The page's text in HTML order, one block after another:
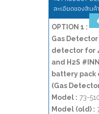
ละเอียดของสิน
OPTION 1 :
Gas Detector
detector for
and H2S
battery pack
(Gas
Model : 73-
Model (old) :